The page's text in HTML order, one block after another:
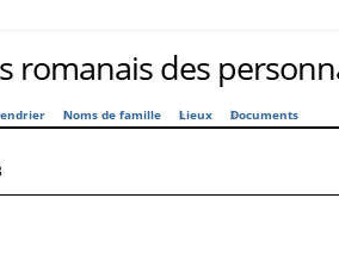
romanais des
Noms de famille Lieux Documents